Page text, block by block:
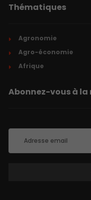
Thématiques
Agronomie
Agro-économie
Afrique
Abonnez-vous à